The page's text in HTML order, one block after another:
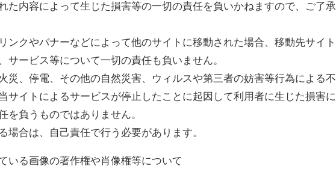
た内容によって生じた損害等の一切の責任を負いかねますので、ご了承
ンクやバナーなどによって他のサイトに移動された場合、移動先サイト
サービス等について一切の責任も負いません。
災、停電、その他の自然災害、ウィルスや第三者の妨害等行為による不
サイトによるサービスが停止したことに起因して利用者に生じた損害に
を負うものではありません。
場合は、自己責任で行う必要があります。
いる画像の著作権や肖像権等について